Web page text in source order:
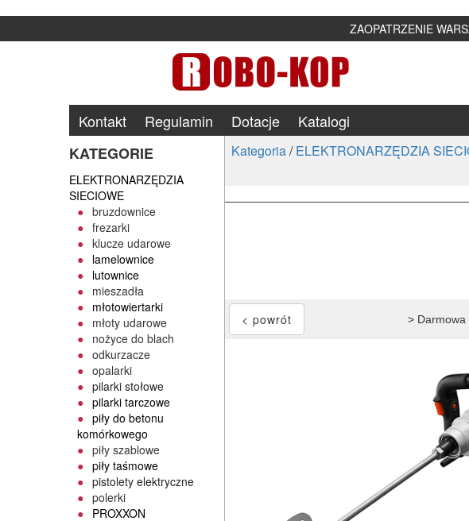
ZAOPATRZENIE
Kontakt Regulamin Dotacje Katalogi
KATEGORIE
ELEKTRONARZĘDZIA
SIECIOWE
bruzdownice
frezarki
klucze udarowe
lamelownice
lutownice
mieszadła
młotowiertarki
młoty udarowe
nożyce do blach
odkurzacze
opalarki
pilarki stołowe
pilarki tarczowe
piły do betonu
komórkowego
piły szablowe
piły taśmowe
pistolety elektryczne
polerki
PROXXON
Kategoria/ELEKTRONARZĘDZIA
> Darmowa